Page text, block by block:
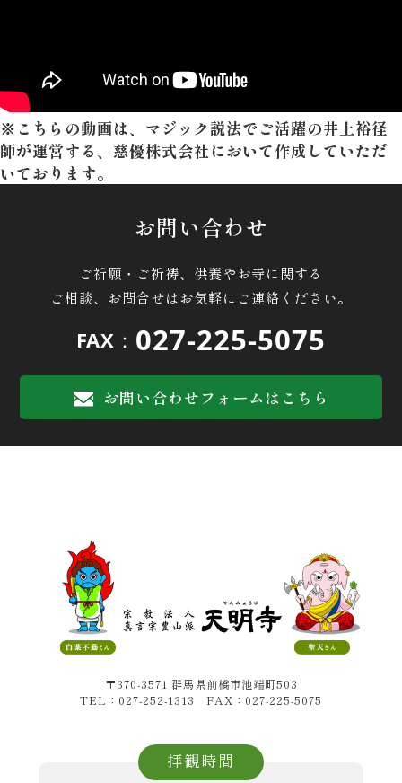
※こちらの動画は、マジック説法でご活躍の井上裕径
師が運営する、 慈優株式会社において作成していただ
いております。
お問い合わせ
ご祈願・ご祈祷、供養やお寺に関する
ご相談、お問合せはお気軽にご連絡ください。
FAX： 027-225-5075
お問い合わせフォームはこちら
〒370-3571 群馬県前橋市池端町503
TEL：027-252-1313 FAX：027-225-5075
拝観時間